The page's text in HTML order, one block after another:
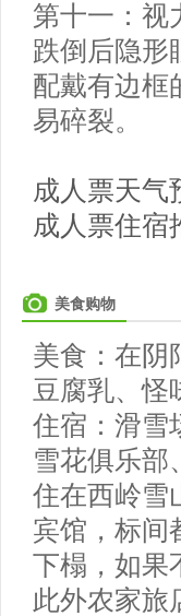
第十一：视
跌倒后隐形
配戴有边框
易碎裂。
成人票天气
成人票住宿
美食购物
美食：在阴
豆腐乳、怪
住宿：滑雪
雪花俱乐部
住在西岭雪
宾馆，标间
下榻，如果
此外农家